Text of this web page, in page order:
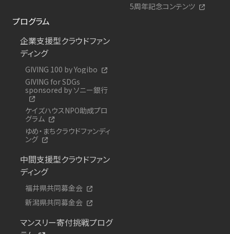
5周年記念コンテンツ
プログラム
企業支援型クラウドファン
ディング
GIVING 100 by Yogibo
GIVING for SDGs
sponsored by ソニー銀行
ケイズハウスNPO助成プロ
グラム
ゆめ・まちクラウドファンディ
ング
中間支援型クラウドファン
ディング
福井県共同募金会
新潟県共同募金会
マンスリー寄付挑戦プログ